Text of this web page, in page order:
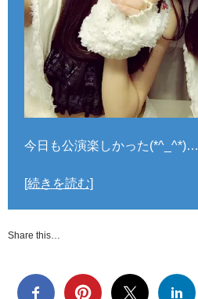
今日も公演楽しかった(*^_^*)…
[続きを読む]
Share this…